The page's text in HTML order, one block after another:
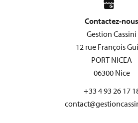
Contactez-nous
Gestion Cassini
12 rue François
PORT NICEA
06300Nice
+33 4 93 26 17